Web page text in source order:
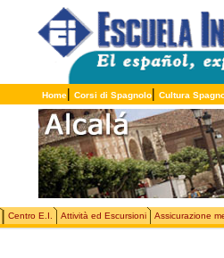
Home| Corsi di Spagnolo| Cultura
Centro E.I. Attività ed Escursioni Assicurazione